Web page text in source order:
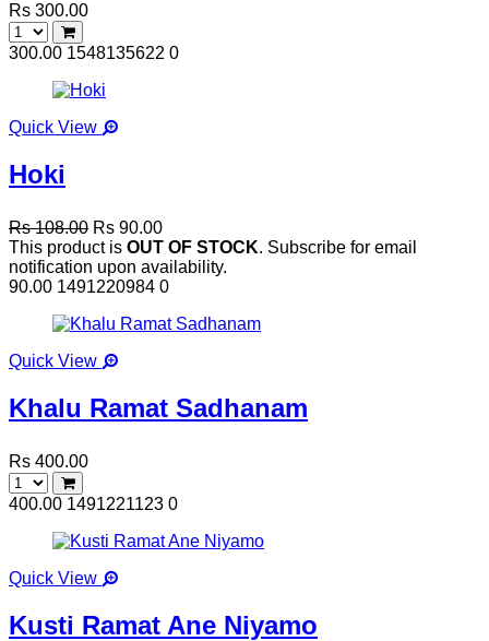
Rs 300.00
300.00 1548135622 0
Quick View
Hoki
Rs 108.00 Rs 90.00
This product is OUT OF STOCK. Subscribe for email
notification upon availability.
90.00 1491220984 0
Quick View
Khalu Ramat Sadhanam
Rs 400.00
400.00 1491221123 0
Quick View
Kusti Ramat Ane Niyamo